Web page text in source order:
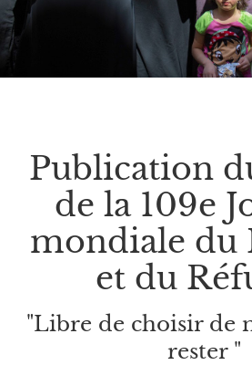
Publication
de la 109e
mondiale du
et du
"Libre de choisir de
rester "